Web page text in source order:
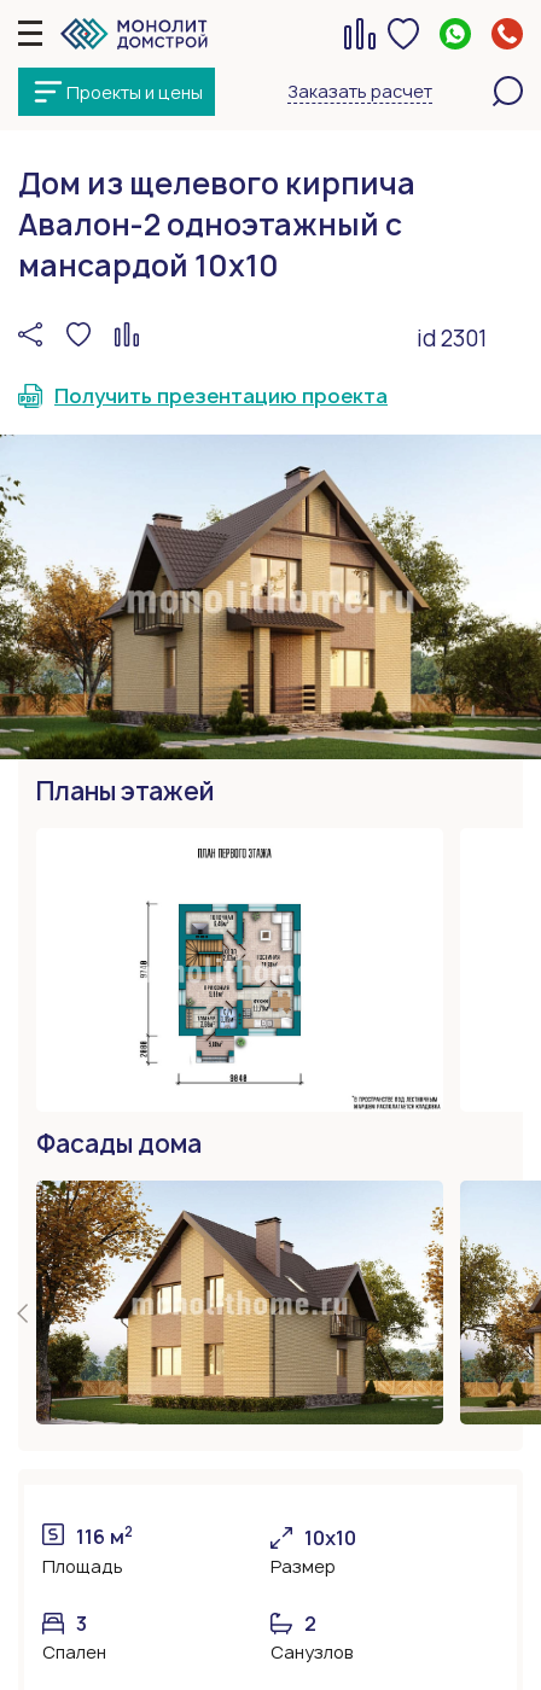
Проекты и цены Заказать расчет
Дом из щелевого кирпича
Авалон-2 одноэтажный с
мансардой 10х10
id 2301
Получить презентацию проекта
Планы этажей
Фасады дома
116 м2
Площадь
10х10
Размер
3
Спален
2
Санузлов